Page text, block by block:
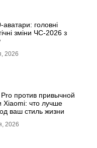
аватари: головні
зміни ЧС-2026 з
2026
против привычной
Xiaomi: что лучше
ваш стиль жизни
2026